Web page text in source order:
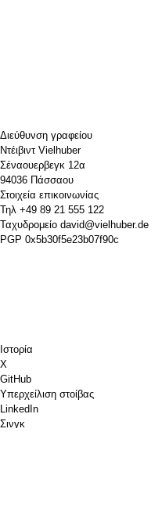
Διεύθυνση γραφείου
Ντέιβιντ Vielhuber
Σέναουερβεγκ 12α
94036 Πάσσαου
Στοιχεία επικοινωνίας
Τηλ +49 89 21 555 122
Ταχυδρομείο david@vielhuber.de
PGP 0x5b30f5e23b07f90c
Ιστορία
Χ
GitHub
Υπερχείλιση στοίβας
LinkedIn
Σινγκ